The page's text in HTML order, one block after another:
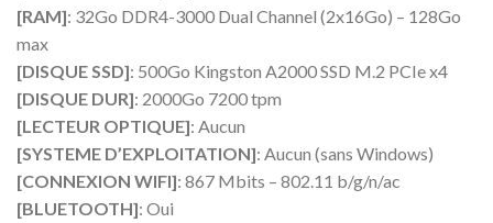
[RAM]: 32Go DDR4-3000 Dual Channel (2x16Go) – 128Go
max
[DISQUE SSD]: 500Go Kingston A2000 SSD M.2 PCIe x4
[DISQUE DUR]: 2000Go 7200 tpm
[LECTEUR OPTIQUE]: Aucun
[SYSTEME D’EXPLOITATION]: Aucun (sans Windows)
[CONNEXION WIFI]: 867 Mbits – 802.11 b/g/n/ac
[BLUETOOTH]: Oui